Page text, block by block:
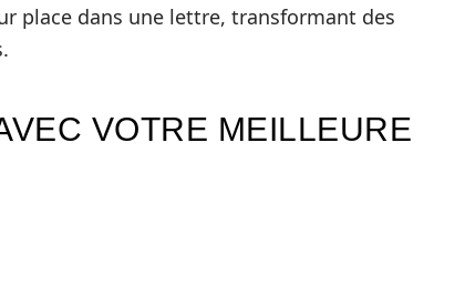
place dans une lettre, transformant des
VOTRE MEILLEURE